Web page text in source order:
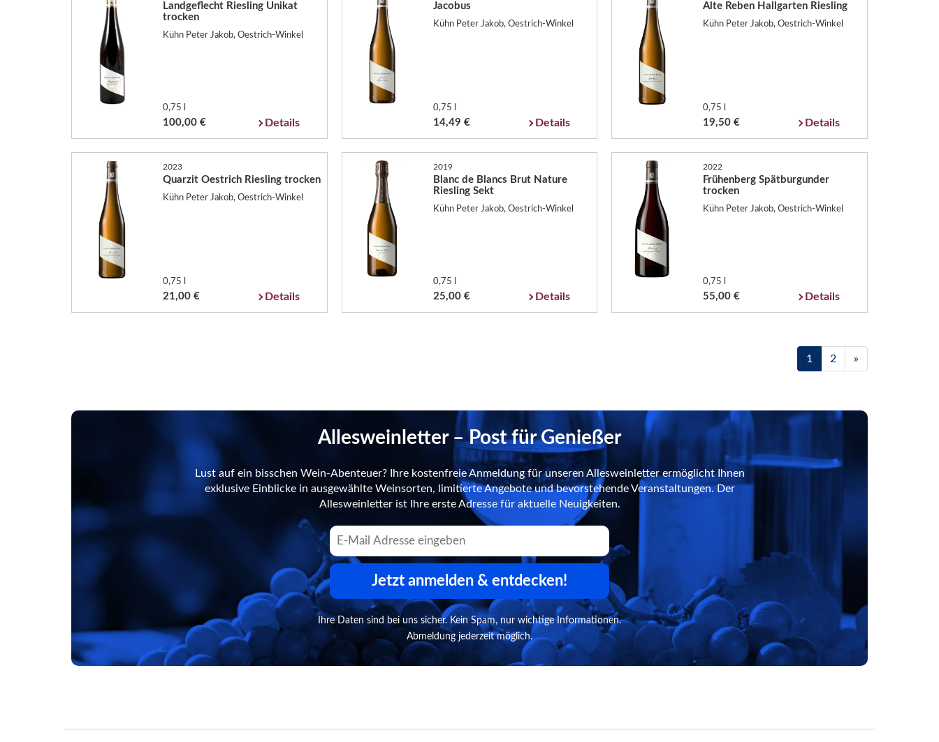
Landgeflecht Riesling Unikat
trocken
Kühn Peter Jakob, Oestrich-Winkel
0,75 l
100,00 € Details
Jacobus
Kühn Peter Jakob, Oestrich-Winkel
0,75 l
14,49 € Details
Alte Reben Hallgarten Riesling
Kühn Peter Jakob, Oestrich-Winkel
0,75 l
19,50 € Details
2023
Quarzit Oestrich Riesling trocken
Kühn Peter Jakob, Oestrich-Winkel
0,75 l
21,00 € Details
2019
Blanc de Blancs Brut Nature
Riesling Sekt
Kühn Peter Jakob, Oestrich-Winkel
0,75 l
25,00 € Details
2022
Frühenberg Spätburgunder
trocken
Kühn Peter Jakob, Oestrich-Winkel
0,75 l
55,00 € Details
1 2 »
Allesweinletter – Post für Genießer
Lust auf ein bisschen Wein-Abenteuer? Ihre kostenfreie Anmeldung für unseren Allesweinletter ermöglicht Ihnen
exklusive Einblicke in ausgewählte Weinsorten, limitierte Angebote und bevorstehende Veranstaltungen. Der
Allesweinletter ist Ihre erste Adresse für aktuelle Neuigkeiten.
Jetzt anmelden & entdecken!
Ihre Daten sind bei uns sicher. Kein Spam, nur wichtige Informationen.
Abmeldung jederzeit möglich.